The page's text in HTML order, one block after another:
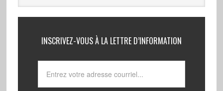
INSCRIVEZ-VOUS À LA LETTRE D’INFORMATION